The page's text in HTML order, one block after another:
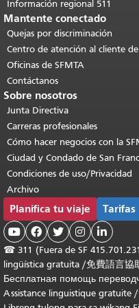
Información regional 511
Mantente conectado
Quejas por discriminación
Centro de atención al cliente
Oficinas de SFMTA
Contáctanos
Sobre nosotros
Junta Directiva
Carreras profesionales
Cómo hacer negocios con la
Ciudad y Condado de San
Condiciones de uso/Privacidad
Archivo
Planifica tu viaje Tarifas
    
☎ 311 (Fuera de SF
lingüística gratuita /免費語言協
Бесплатная помощь
Assistance linguistique gratuite /